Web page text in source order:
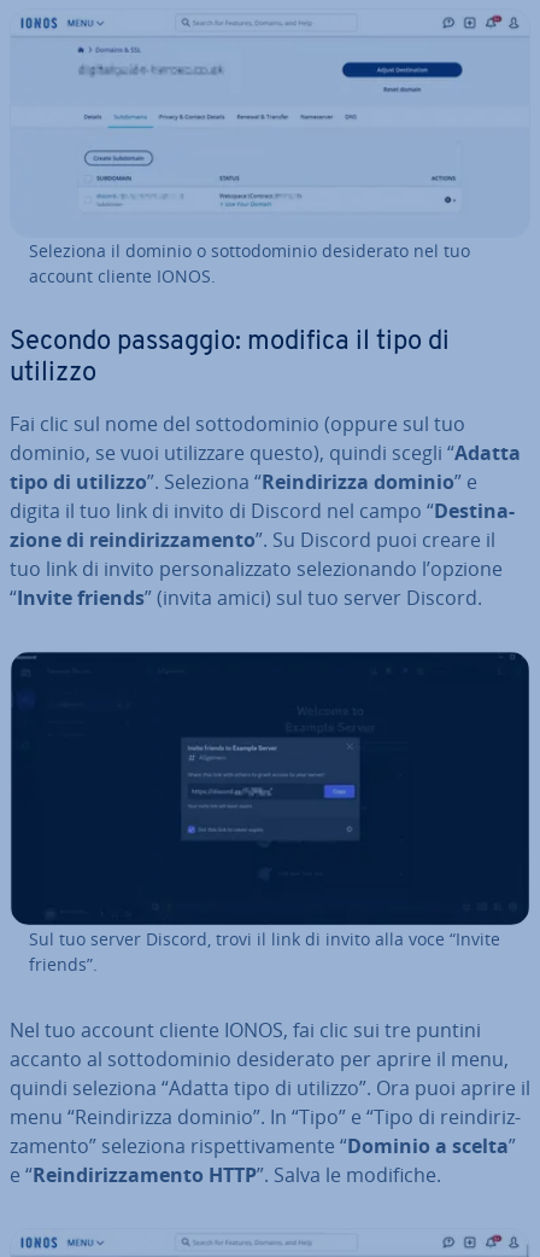
Seleziona il dominio o sot­to­do­mi­nio de­si­de­ra­to nel tuo
account cliente IONOS.
Secondo passaggio: modifica il tipo di
utilizzo
Fai clic sul nome del sot­to­do­mi­nio (oppure sul tuo
dominio, se vuoi uti­liz­za­re questo), quindi scegli “Adatta
tipo di utilizzo”. Seleziona “Rein­di­riz­za dominio” e
digita il tuo link di invito di Discord nel campo “De­sti­na­
zio­ne di rein­di­riz­za­men­to”. Su Discord puoi creare il
tuo link di invito per­so­na­liz­za­to se­le­zio­nan­do l’opzione
“Invite friends” (invita amici) sul tuo server Discord.
Sul tuo server Discord, trovi il link di invito alla voce “Invite
friends”.
Nel tuo account cliente IONOS, fai clic sui tre puntini
accanto al sot­to­do­mi­nio de­si­de­ra­to per aprire il menu,
quindi seleziona “Adatta tipo di utilizzo”. Ora puoi aprire il
menu “Rein­di­riz­za dominio”. In “Tipo” e “Tipo di rein­di­riz­
za­men­to” seleziona ri­spet­ti­va­men­te “Dominio a scelta”
e “Rein­di­riz­za­men­to HTTP”. Salva le modifiche.